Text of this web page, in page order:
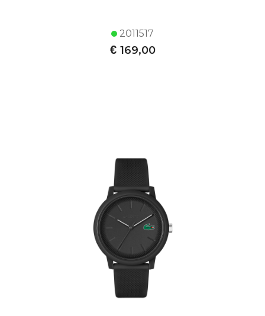
2011517
€ 169,00